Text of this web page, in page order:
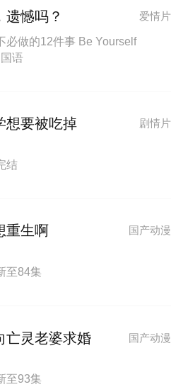
爱情片
遗憾吗？
必做的12件事 Be Yourself
语
剧情片
想要被吃掉
结
国产动漫
重生啊
至84集
国产动漫
亡灵老婆求婚
至93集